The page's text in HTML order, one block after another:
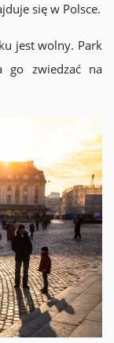
się w Polsce.
jest wolny. Park
go zwiedzać na